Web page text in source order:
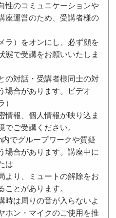
性のコミュニケーションや
座運営のため、受講者様の
ラ）をオンにし、必ず顔を
態で受講をお願いいたしま
の対話・受講者様同士の対
場合があります。ビデオ
）
情報、個人情報が映り込ま
でご受講ください。
内でグループワークや質疑
場合があります。講座中に
は
より、ミュートの解除をお
ことがあります。
時は周りの音が入らないよ
ホン・マイクのご使用を推